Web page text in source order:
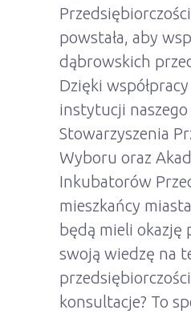
powstała, aby
dąbrowskich
Dzięki
instytucji
Stowarzyszenia
Wyboru oraz
Inkubatorów
mieszkańcy
będą mieli okazję
swoją wiedzę na
konsultacje? To